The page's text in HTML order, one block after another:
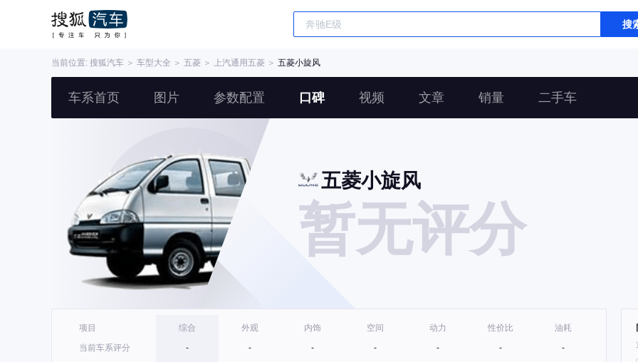
搜
当前位置: 搜狐汽车 ＞ 车型大全 ＞ 五菱 ＞ 上汽通用五菱 ＞ 五菱小旋风
车系首页 图片 参数配置 口碑 视频 文章 销量 二手车
五菱小旋风
暂无评分
项目
当前车系评分
综合
-
外观
-
内饰
-
空间
-
动力
-
性价比
-
油耗
-